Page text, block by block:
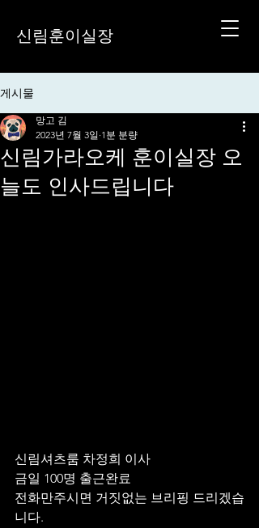
신림훈이실장
게시물
신림가라오케 훈이실장 오
늘도 인사드립니다
망고 김
2023년 7월 3일 1분 분량
신림셔츠룸 차정희 이사
금일 100명 출근완료
전화만주시면 거짓없는 브리핑 드리겠습
니다.